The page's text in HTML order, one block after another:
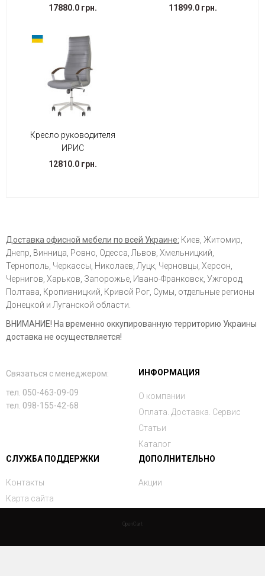
17880.0 грн.
11899.0 грн.
Кресло руководителя
ИРИС
12810.0 грн.
Доставка офисной мебели по всей Украине: Киев, Житомир,
Днепр, Винница, Ровно, Одесса, Львов, Хмельницкий,
Тернополь, Черкассы, Николаев, Луцк, Черновцы, Херсон,
Чернигов, Харьков, Запорожье, Ивано-Франковск, Ужгород,
Полтава, Кропивницкий, Кривой Рог, Сумы, отдельные регионы
Донецкой и Луганской области.
ВНИМАНИЕ! На временно оккупированную территорию Украины
доставка не осуществляется!
Связаться с менеджером:
тел. 050-463-09-09
тел. 098-155-42-68
ИНФОРМАЦИЯ
О компании
Оплата. Доставка. Сервис
Статьи
Каталог
СЛУЖБА ПОДДЕРЖКИ
Контакты
Карта сайта
ДОПОЛНИТЕЛЬНО
Акции
OpenCart